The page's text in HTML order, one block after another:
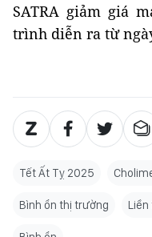
SATRA giảm giá
trình diễn ra từ
Tết Ất Tỵ 2025
Bình ổn thị trường